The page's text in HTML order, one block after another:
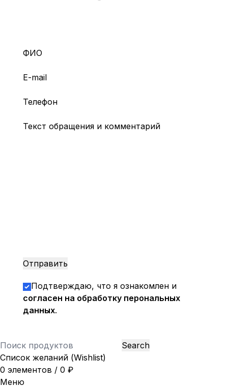
ФИО
E-mail
Телефон
Текст обращения и комментарий
Подтверждаю, что я ознакомлен и
согласен на обработку перональных
данных.
Search
Список желаний (Wishlist)
0 элементов / 0 ₽
Меню